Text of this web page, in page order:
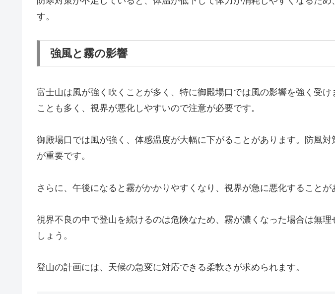
す。
強風と霧の影響
富士山は風が強く吹くことが多く、特に御殿場口では風の影響を強く受け
ことも多く、視界が悪化しやすいので注意が必要です。
御殿場口では風が強く、体感温度が大幅に下がることがあります。防風対
が重要です。
さらに、午後になると霧がかかりやすくなり、視界が急に悪化することが
視界不良の中で登山を続けるのは危険なため、霧が濃くなった場合は無理
しょう。
登山の計画には、天候の急変に対応できる柔軟さが求められます。